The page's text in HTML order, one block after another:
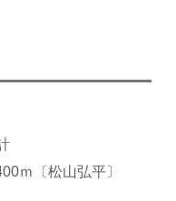
ｍ〔松山弘平〕